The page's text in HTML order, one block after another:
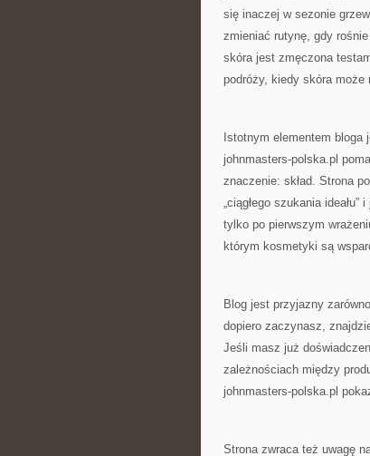
się inaczej w sezonie
zmieniać rutynę, gdy
skóra jest zmęczona
podróży, kiedy skóra może
Istotnym elementem
johnmasters-polska.pl
znaczenie: skład. Strona
„ciągłego szukania
tylko po pierwszym
którym kosmetyki są
Blog jest przyjazny
dopiero zaczynasz,
Jeśli masz już
zależnościach między
johnmasters-polska.pl
Strona zwraca też uwagę